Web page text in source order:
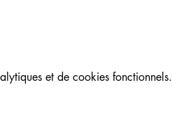
et de cookies fonctionnels.